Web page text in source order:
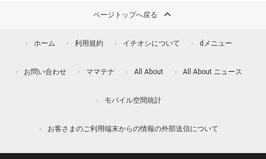
ページトップへ戻る
ホーム 利用規約 イチオシについて dメニュー
お問い合わせ ママテナ All About All About ニュース
モバイル空間統計
お客さまのご利用端末からの情報の外部送信について